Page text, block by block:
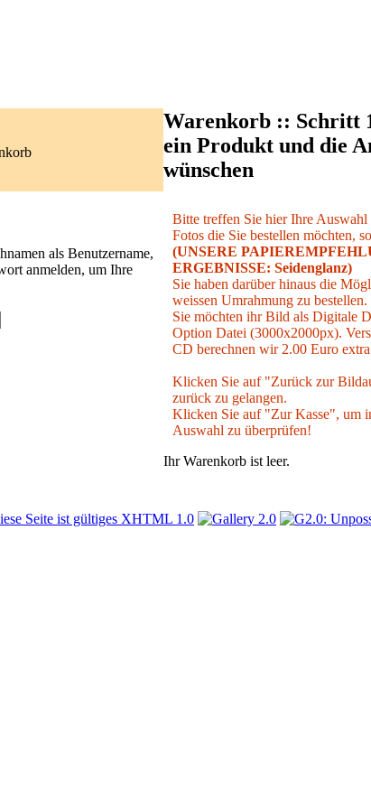
als Benutzername,
anmelden, um Ihre
Warenkorb :: Schritt
ein Produkt und die
wünschen
Bitte treffen Sie hier Ihre
Fotos die Sie bestellen möchten,
(UNSERE
ERGEBNISSE: Seidenglanz)
Sie haben darüber hinaus die
weissen Umrahmung zu bestellen.
Sie möchten ihr Bild als Digitale
Option Datei (3000x2000px).
CD berechnen wir 2.00 Euro
Klicken Sie auf "Zurück zur
zurück zu gelangen.
Klicken Sie auf "Zur Kasse", um
Auswahl zu überprüfen!
Ihr Warenkorb ist leer.